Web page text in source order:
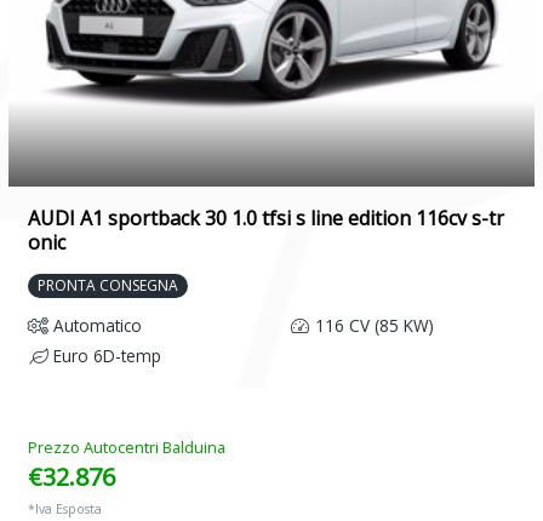
AUDI A1 sportback 30 1.0 tfsi s line edition 116cv s-tr
onic
PRONTA CONSEGNA
Automatico
116 CV (85 KW)
Euro 6D-temp
Prezzo Autocentri Balduina
€32.876
*Iva Esposta